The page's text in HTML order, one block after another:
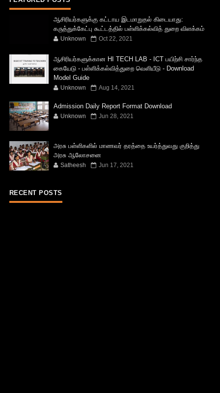
ஆசிரியர்களுக்கு கட்டாய இடமாறுதல் கிடையாது:
கருத்துக்கேட்பு கூட்டத்தில் பள்ளிக்கல்வித் துறை விளக்கம்
Unknown Oct 22, 2021
ஆசிரியர்களுக்கான HI TECH LAB - ICT பயிற்சி சார்ந்த
கையேடு - பள்ளிக்கல்வித்துறை வெளியீடு - Download
Model Guide
Unknown Aug 14, 2021
Admission Daily Report Format Download
Unknown Jun 28, 2021
அரசு பள்ளிகளில் மாணவர் தரத்தை உயர்த்துவது குறித்து
அரசு ஆலோசனை
Satheesh Jun 17, 2021
RECENT POSTS